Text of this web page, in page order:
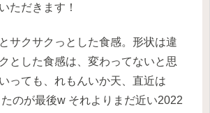
ただきます！
サクサクっとした食感。形状は違
とした食感は、変わってないと思
っても、れもんいか天、直近は
のが最後w それよりまだ近い2022